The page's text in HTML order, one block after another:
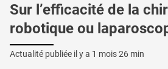
Sur l’efficacité de la
robotique ou
Actualité publiée il y a 1 mois 26 min